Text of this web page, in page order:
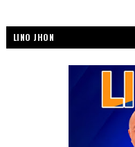
LINO JHON